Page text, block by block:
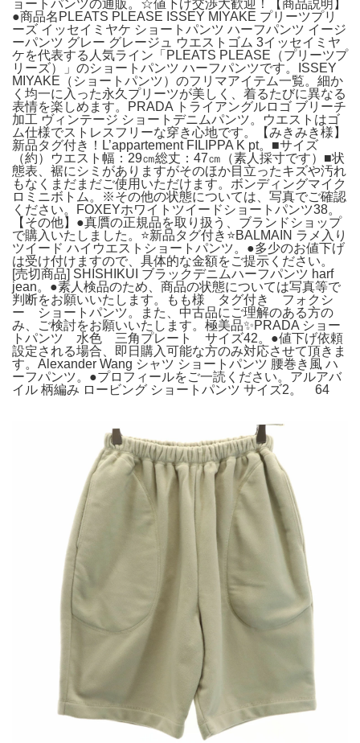
ョートパンツの通販。☆値下げ交渉大歓迎！【商品説明】
●商品名PLEATS PLEASE ISSEY MIYAKE プリーツプリ
ーズ イッセイミヤケ ショートパンツ ハーフパンツ イージ
ーパンツ グレー グレージュ ウエストゴム 3イッセイミヤ
ケを代表する人気ライン「PLEATS PLEASE（プリーツプ
リーズ）」のショートパンツ ハーフパンツです。ISSEY
MIYAKE（ショートパンツ）のフリマアイテム一覧。細か
く均一に入った永久プリーツが美しく、着るたびに異なる
表情を楽しめます。PRADA トライアングルロゴ ブリーチ
加工 ヴィンテージ ショートデニムパンツ。ウエストはゴ
ム仕様でストレスフリーな穿き心地です。【みきみき様】
新品タグ付き！L’appartement FILIPPA K pt。■サイズ
（約）ウエスト幅：29㎝総丈：47㎝（素人採寸です）■状
態表、裾にシミがありますがそのほか目立ったキズや汚れ
もなくまだまだご使用いただけます。ボンディングマイク
ロミニボトム。※その他の状態については、写真でご確認
ください。FOXEYホワイトツイードショートパンツ38。
【その他】●真贋の正規品を取り扱う、ブランドショップ
で購入いたしました。⭐️新品タグ付き⭐️BALMAIN ラメ入り
ツイード ハイウエストショートパンツ。●多少のお値下げ
は受け付けますので、具体的な金額をご提示ください。
[売切商品] SHISHIKUI ブラックデニムハーフパンツ harf
jean。●素人検品のため、商品の状態については写真等で
判断をお願いいたします。もも様 タグ付き フォクシ
ー ショートパンツ。また、中古品にご理解のある方の
み、ご検討をお願いいたします。極美品✨PRADA ショー
トパンツ 水色 三角プレート サイズ42。●値下げ依頼
設定される場合、即日購入可能な方のみ対応させて頂きま
す。Alexander Wang シャツ ショートパンツ 腰巻き風 ハ
ーフパンツ。●プロフィールをご一読ください。アルアバ
イル 柄編み ロービング ショートパンツ サイズ2。 64